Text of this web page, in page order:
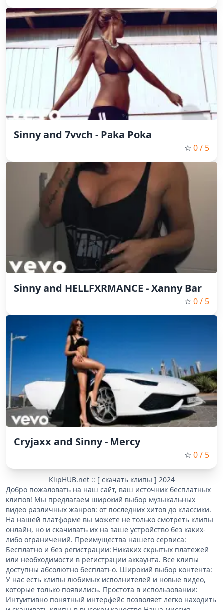
Sinny and 7vvch - Paka Poka
☆ 0/ 5
Sinny and HELLFXRMANCE - Xanny Bar
☆ 0/ 5
Cryjaxx and Sinny - Mercy
☆ 0/ 5
KlipHUB.net :: [ скачать клипы ] 2024
Добро пожаловать на наш сайт, ваш источник бесплатных
клипов! Мы предлагаем широкий выбор музыкальных
видео различных жанров: от последних хитов до классики.
На нашей платформе вы можете не только смотреть клипы
онлайн, но и скачивать их на ваше устройство без каких-
либо ограничений. Преимущества нашего сервиса:
Бесплатно и без регистрации: Никаких скрытых платежей
или необходимости в регистрации аккаунта. Все клипы
доступны абсолютно бесплатно. Широкий выбор контента:
У нас есть клипы любимых исполнителей и новые видео,
которые только появились. Простота в использовании:
Интуитивно понятный интерфейс позволяет легко находить